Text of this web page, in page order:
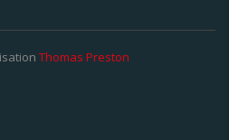
Thomas Preston